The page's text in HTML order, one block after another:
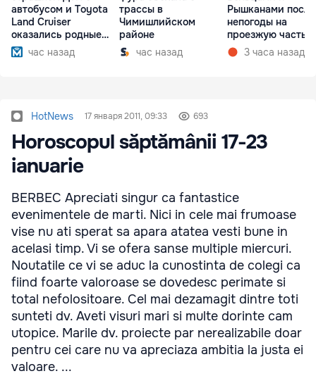
автобусом и Toyota
Land Cruiser
оказались родные
братьячас назад
трассы в
Чимишлийском
районе
час назад
Рышканами после
непогоды на
проезжую часть
упали деревья
3 часа назад
HotNews 17 января 2011, 09:33 693
Horoscopul săptămânii 17-23
ianuarie
BERBEC Apreciati singur ca fantastice
evenimentele de marti. Nici in cele mai frumoase
vise nu ati sperat sa apara atatea vesti bune in
acelasi timp. Vi se ofera sanse multiple miercuri.
Noutatile ce vi se aduc la cunostinta de colegi ca
fiind foarte valoroase se dovedesc perimate si
total nefolositoare. Cel mai dezamagit dintre toti
sunteti dv. Aveti visuri mari si multe dorinte cam
utopice. Marile dv. proiecte par nerealizabile doar
pentru cei care nu va apreciaza ambitia la justa ei
valoare. ...